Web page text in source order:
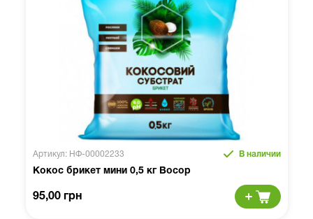
Артикул: НФ-00002233 В наличии
Кокос брикет мини 0,5 кг Восор
95,00 грн